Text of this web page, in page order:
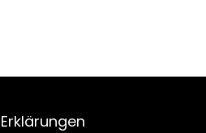
Erklärungen